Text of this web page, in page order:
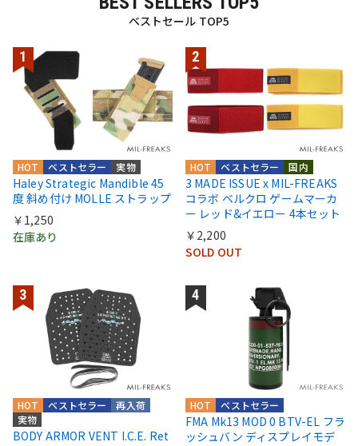
ベストセール TOP5
実物
ベストセラー
HOT
Haley Strategic Mandible 45
度 斜め付け MOLLE ストラップ
￥1,250
在庫あり
国内
ベストセラー
HOT
3 MADE ISSUE x MIL-FREAKS
コラボ ベルクロ ゲームマーカ
ー レッド&イエロー 4本セット
￥2,200
SOLD OUT
実物
再入荷
ベストセラー
HOT
BODY ARMOR VENT I.C.E. Ret
ベストセラー
HOT
FMA Mk13 MOD 0 BTV-EL フラ
ッシュバン ディスプレイモデ